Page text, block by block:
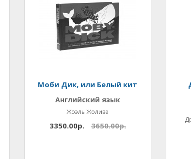
Моби Дик, или Белый кит
Английский язык
Жоэль Жоливе
3350.00р. 3650.00р.